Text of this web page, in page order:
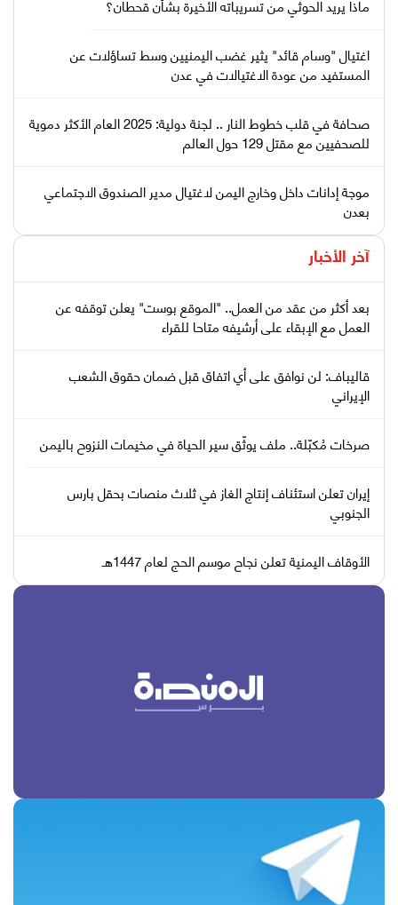
ماذا يريد الحوثي من تسريباته الأخيرة بشأن قحطان؟
اغتيال "وسام قائد" يثير غضب اليمنيين وسط تساؤلات عن
المستفيد من عودة الاغتيالات في عدن
صحافة في قلب خطوط النار .. لجنة دولية: 2025 العام الأكثر دموية
للصحفيين مع مقتل 129 حول العالم
موجة إدانات داخل وخارج اليمن لاغتيال مدير الصندوق الاجتماعي
بعدن
آخر الأخبار
بعد أكثر من عقد من العمل.. "الموقع بوست" يعلن توقفه عن
العمل مع الإبقاء على أرشيفه متاحا للقراء
قاليباف: لن نوافق على أي اتفاق قبل ضمان حقوق الشعب
الإيراني
صرخات مُكبّلة.. ملف يوثّق سير الحياة في مخيمات النزوح باليمن
إيران تعلن استئناف إنتاج الغاز في ثلاث منصات بحقل بارس
الجنوبي
الأوقاف اليمنية تعلن نجاح موسم الحج لعام 1447هـ